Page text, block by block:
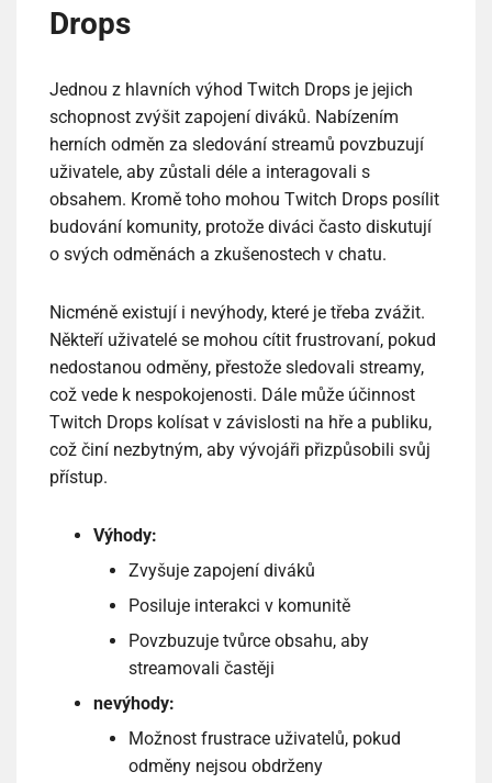
Drops
Jednou z hlavních výhod Twitch Drops je jejich
schopnost zvýšit zapojení diváků. Nabízením
herních odměn za sledování streamů povzbuzují
uživatele, aby zůstali déle a interagovali s
obsahem. Kromě toho mohou Twitch Drops posílit
budování komunity, protože diváci často diskutují
o svých odměnách a zkušenostech v chatu.
Nicméně existují i nevýhody, které je třeba zvážit.
Někteří uživatelé se mohou cítit frustrovaní, pokud
nedostanou odměny, přestože sledovali streamy,
což vede k nespokojenosti. Dále může účinnost
Twitch Drops kolísat v závislosti na hře a publiku,
což činí nezbytným, aby vývojáři přizpůsobili svůj
přístup.
Výhody:
Zvyšuje zapojení diváků
Posiluje interakci v komunitě
Povzbuzuje tvůrce obsahu, aby
streamovali častěji
nevýhody:
Možnost frustrace uživatelů, pokud
odměny nejsou obdrženy